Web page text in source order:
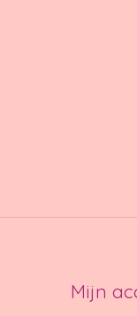
Mijn